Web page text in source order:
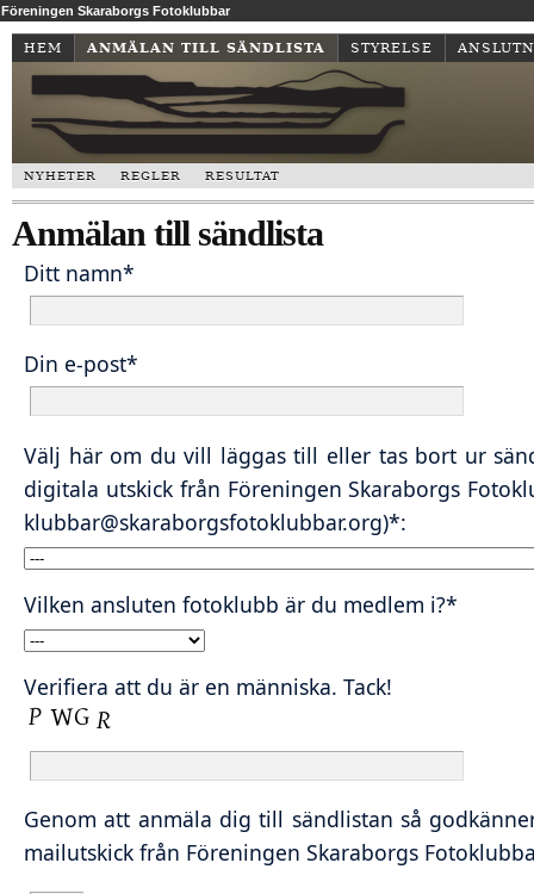
Föreningen Skaraborgs Fotoklubbar
HEM ANMÄLAN TILL SÄNDLISTA STYRELSE
NYHETER REGLER RESULTAT
Anmälan till sändlista
Ditt namn*
Din e-post*
Välj här om du vill läggas till eller tas bort ur
digitala utskick från Föreningen Skaraborgs
klubbar@skaraborgsfotoklubbar.org)*:
Vilken ansluten fotoklubb är du medlem i?*
Verifiera att du är en människa. Tack!
Genom att anmäla dig till sändlistan så
mailutskick från Föreningen Skaraborgs